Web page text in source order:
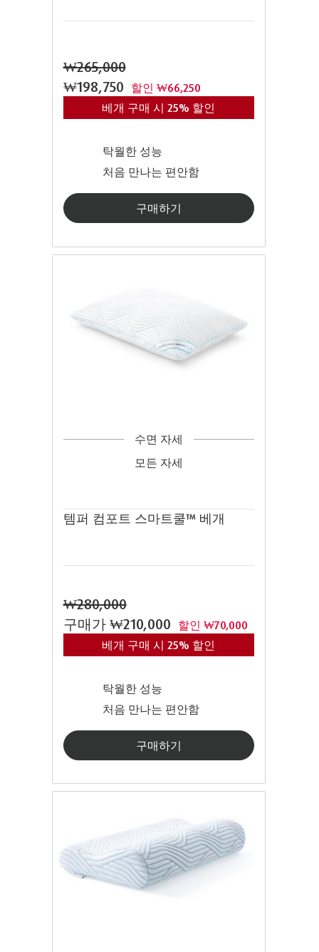
₩265,000
₩198,750 할인 ₩66,250
베개 구매 시 25% 할인
탁월한 성능
처음 만나는 편안함
구매하기
수면 자세
모든 자세
템퍼 컴포트 스마트쿨™ 베개
₩280,000
구매가₩210,000 할인 ₩70,000
베개 구매 시 25% 할인
탁월한 성능
처음 만나는 편안함
구매하기